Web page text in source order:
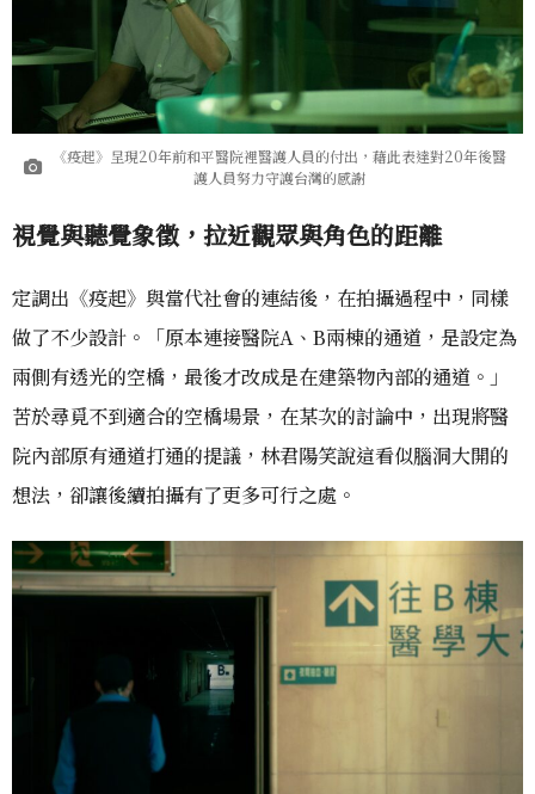
《疫起》呈現20年前和平醫院裡醫護人員的付出，藉此表達對20年後醫
護人員努力守護台灣的感謝
視覺與聽覺象徵，拉近觀眾與角色的距離
定調出《疫起》與當代社會的連結後，在拍攝過程中，同樣
做了不少設計。「原本連接醫院A、B兩棟的通道，是設定為
兩側有透光的空橋，最後才改成是在建築物內部的通道。」
苦於尋覓不到適合的空橋場景，在某次的討論中，出現將醫
院內部原有通道打通的提議，林君陽笑說這看似腦洞大開的
想法，卻讓後續拍攝有了更多可行之處。